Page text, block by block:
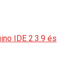
IDE 2.3.9 és